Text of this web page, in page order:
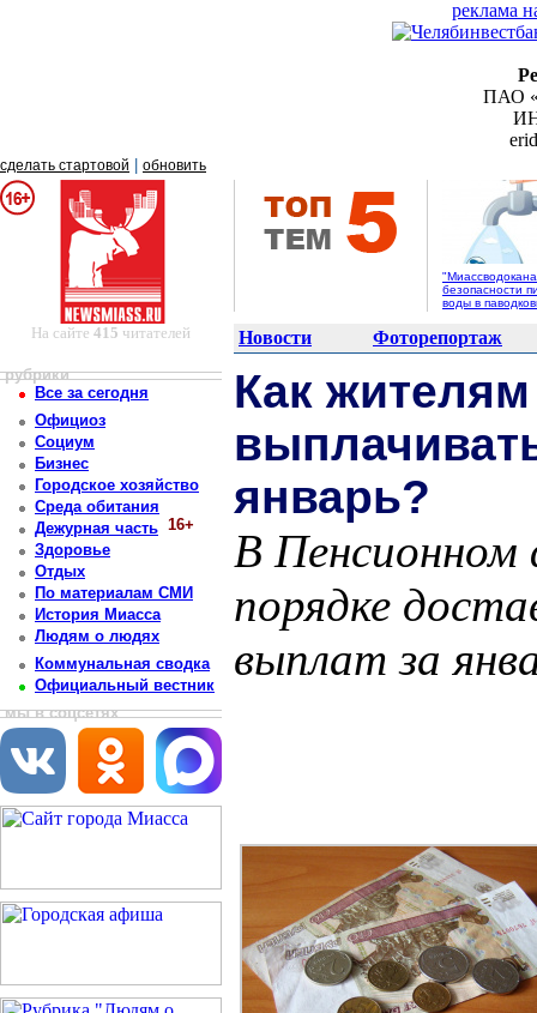
реклама
ПАО
сделать стартовой обновить
безопасности
воды в
На сайте 415 читателей Новости Фоторепортаж
рубрики
Все за сегодня
Официоз
Социум
Бизнес
Городское хозяйство
Среда обитания
Дежурная часть 16+
Здоровье
Отдых
По материалам СМИ
История Миасса
Людям о людях
Коммунальная сводка
Официальный вестник
мы в соцсетях
Как
январь?
В Пенсионном
порядке
выплат за